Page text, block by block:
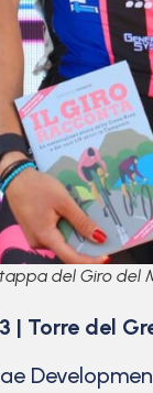
del Giro del
| Torre del